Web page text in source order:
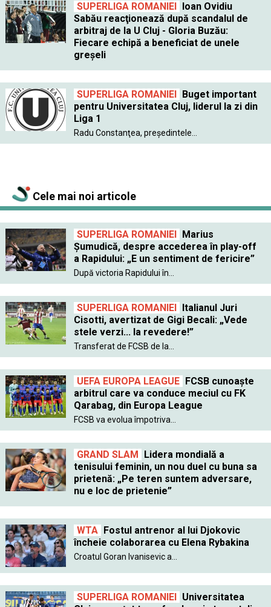
SUPERLIGA ROMANIEI
Ioan Ovidiu
Sabău reacţionează după scandalul de
arbitraj de la U Cluj - Gloria Buzău:
Fiecare echipă a beneficiat de unele
greşeli
SUPERLIGA ROMANIEI
Buget important
pentru Universitatea Cluj, liderul la zi din
Liga 1
Radu Constanţea, preşedintele...
Cele mai noi articole
SUPERLIGA ROMANIEI
Marius
Șumudică, despre accederea în play-off
a Rapidului: „E un sentiment de fericire”
După victoria Rapidului în...
SUPERLIGA ROMANIEI
Italianul Juri
Cisotti, avertizat de Gigi Becali: „Vede
stele verzi... la revedere!”
Transferat de FCSB de la...
UEFA EUROPA LEAGUE
FCSB cunoaște
arbitrul care va conduce meciul cu FK
Qarabag, din Europa League
FCSB va evolua împotriva...
GRAND SLAM
Lidera mondială a
tenisului feminin, un nou duel cu buna sa
prietenă: „Pe teren suntem adversare,
nu e loc de prietenie”
WTA
Fostul antrenor al lui Djokovic
încheie colaborarea cu Elena Rybakina
Croatul Goran Ivanisevic a...
SUPERLIGA ROMANIEI
Universitatea